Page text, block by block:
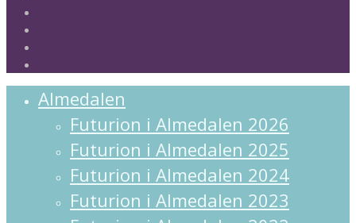
Almedalen
Futurion i Almedalen 2026
Futurion i Almedalen 2025
Futurion i Almedalen 2024
Futurion i Almedalen 2023